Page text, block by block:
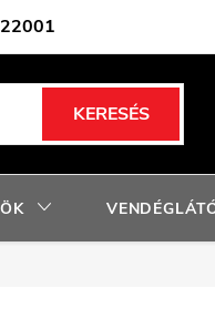
nyereményjáték szabályzat
KERESÉS